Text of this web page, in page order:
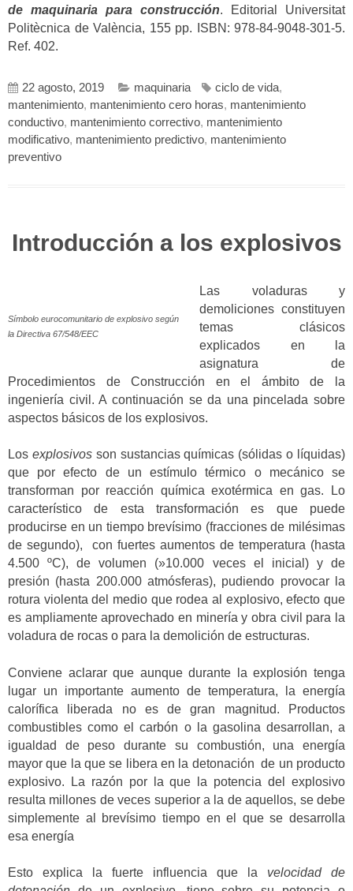
de maquinaria para construcción. Editorial Universitat
Politècnica de València, 155 pp. ISBN: 978-84-9048-301-5.
Ref. 402.
22 agosto, 2019 maquinaria ciclo de vida,
mantenimiento, mantenimiento cero horas, mantenimiento
conductivo, mantenimiento correctivo, mantenimiento
modificativo, mantenimiento predictivo, mantenimiento
preventivo
Introducción a los explosivos
Símbolo eurocomunitario de explosivo según
la Directiva 67/548/EEC
Las voladuras y
demoliciones constituyen
temas clásicos
explicados en la
asignatura de
Procedimientos de Construcción en el ámbito de la
ingeniería civil. A continuación se da una pincelada sobre
aspectos básicos de los explosivos.
Los explosivos son sustancias químicas (sólidas o líquidas)
que por efecto de un estímulo térmico o mecánico se
transforman por reacción química exotérmica en gas. Lo
característico de esta transformación es que puede
producirse en un tiempo brevísimo (fracciones de milésimas
de segundo), con fuertes aumentos de temperatura (hasta
4.500 ºC), de volumen (»10.000 veces el inicial) y de
presión (hasta 200.000 atmósferas), pudiendo provocar la
rotura violenta del medio que rodea al explosivo, efecto que
es ampliamente aprovechado en minería y obra civil para la
voladura de rocas o para la demolición de estructuras.
Conviene aclarar que aunque durante la explosión tenga
lugar un importante aumento de temperatura, la energía
calorífica liberada no es de gran magnitud. Productos
combustibles como el carbón o la gasolina desarrollan, a
igualdad de peso durante su combustión, una energía
mayor que la que se libera en la detonación de un producto
explosivo. La razón por la que la potencia del explosivo
resulta millones de veces superior a la de aquellos, se debe
simplemente al brevísimo tiempo en el que se desarrolla
esa energía
Esto explica la fuerte influencia que la velocidad de